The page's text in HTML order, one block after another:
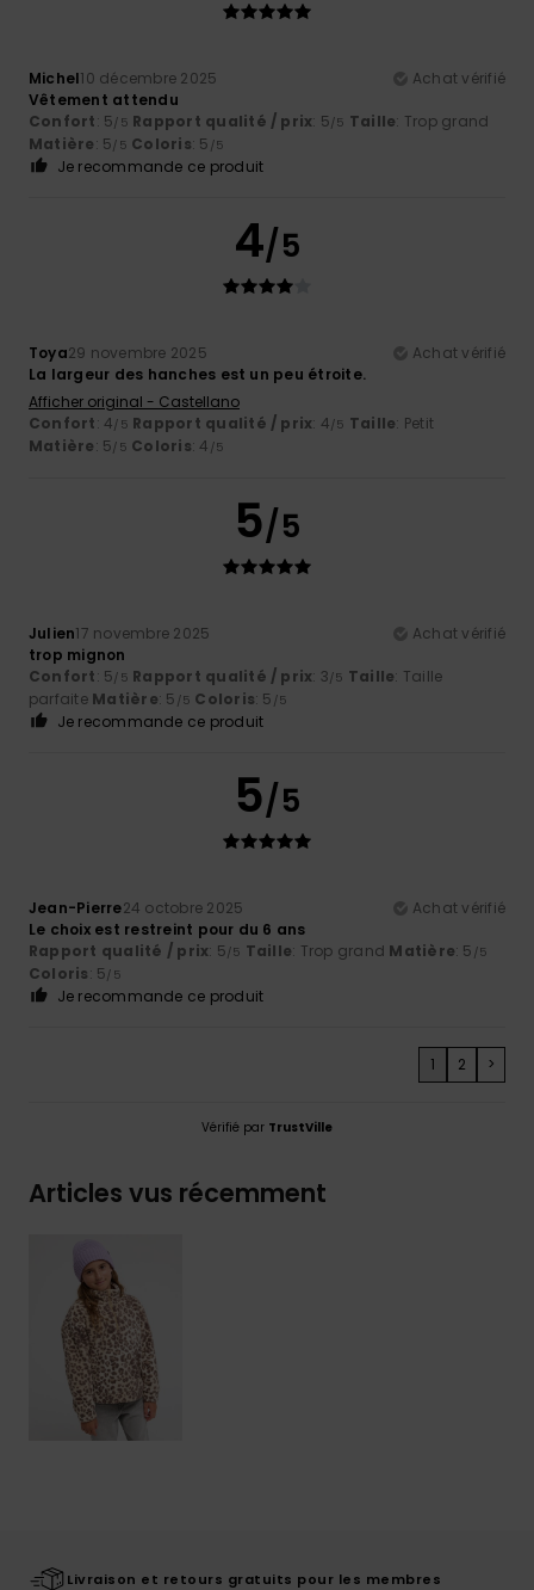
Michel10 décembre 2025
Achat vérifié
Vêtement attendu
Confort: 5/5 Rapport qualité / prix: 5/5 Taille: Trop grand
Matière: 5/5 Coloris: 5 /5
Je recommande ce produit
4/5
Toya29 novembre 2025
Achat vérifié
La largeur des hanches est un peu étroite.
Afficher original - Castellano
Confort: 4/5 Rapport qualité / prix: 4/5 Taille: Petit
Matière: 5/5 Coloris: 4 /5
5/5
Julien17 novembre 2025
Achat vérifié
trop mignon
Confort: 5/5 Rapport qualité / prix: 3/5 Taille: Taille
parfaite Matière: 5 /5 Coloris: 5 /5
Je recommande ce produit
5/5
Jean-Pierre24 octobre 2025
Achat vérifié
Le choix est restreint pour du 6 ans
Rapport qualité / prix: 5/5 Taille: Trop grand Matière: 5 /5
Coloris: 5/5
Je recommande ce produit
1 2 >
Vérifié par TrustVille
Articles vus récemment
Livraison et retours gratuits pour les membres